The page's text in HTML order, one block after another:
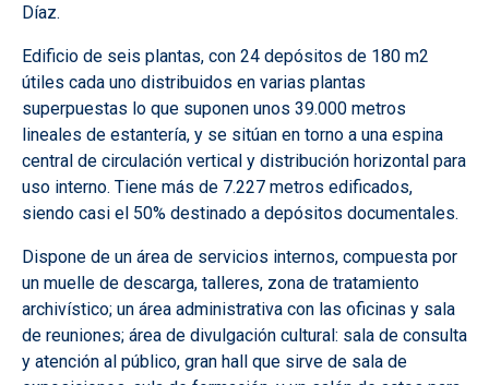
Díaz.
Edificio de seis plantas, con 24 depósitos de 180 m2
útiles cada uno distribuidos en varias plantas
superpuestas lo que suponen unos 39.000 metros
lineales de estantería, y se sitúan en torno a una espina
central de circulación vertical y distribución horizontal para
uso interno. Tiene más de 7.227 metros edificados,
siendo casi el 50% destinado a depósitos documentales.
Dispone de un área de servicios internos, compuesta por
un muelle de descarga, talleres, zona de tratamiento
archivístico; un área administrativa con las oficinas y sala
de reuniones; área de divulgación cultural: sala de consulta
y atención al público, gran hall que sirve de sala de